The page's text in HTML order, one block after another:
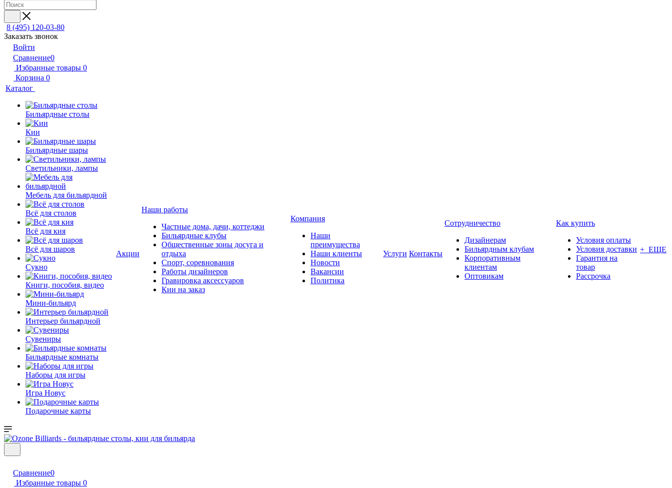
8 (495) 120-03-80
Заказать звонок
Войти
Сравнение0
Избранные товары 0
Корзина 0
Каталог
Бильярдные столы
Кии
Бильярдные шары
Светильники, лампы
Мебель для бильярдной
Всё для столов
Всё для кия
Всё для шаров
Сукно
Книги, пособия, видео
Мини-бильярд
Интерьер бильярдной
Сувениры
Бильярдные комнаты
Наборы для игры
Игра Новус
Подарочные карты
Акции
Наши работы
Частные дома, дачи, коттеджи
Бильярдные клубы
Общественные зоны досуга и
отдыха
Спорт, соревнования
Работы дизайнеров
Гравировка аксессуаров
Кии на заказ
Компания
Наши
преимущества
Наши клиенты
Новости
Вакансии
Политика
Услуги Контакты
Сотрудничество
Дизайнерам
Бильярдным клубам
Корпоративным
клиентам
Оптовикам
Как купить
Условия оплаты
Условия доставки
Гарантия на
товар
Рассрочка
+ ЕЩЕ
Сравнение0
Избранные товары 0